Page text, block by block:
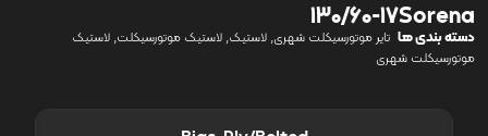
130/60-17Sorena
دسته بندی ها تایر موتورسیکلت شهری, لاستیک, لاستیک موتورسیکلت, لاستیک
موتورسیکلت شهری